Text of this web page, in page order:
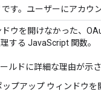
です。ユーザーにアカウ
ウを開けなかった、
する JavaScript 関数。
ルドに詳細な理由が示さ
ップアップ ウィンドウを